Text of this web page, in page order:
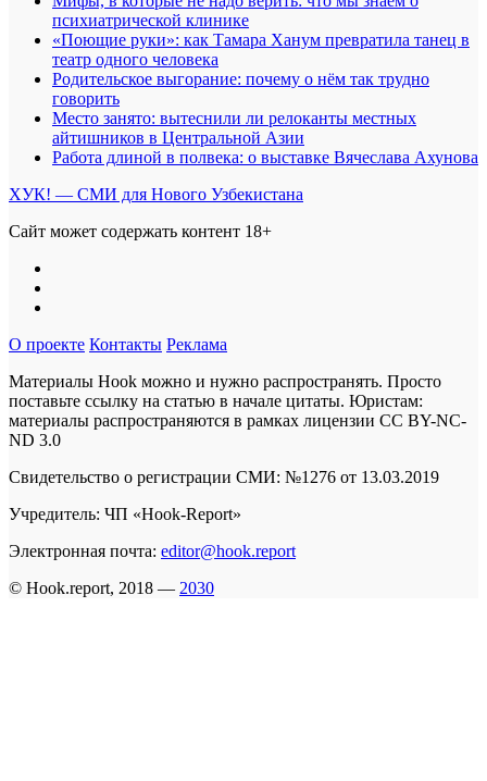
психиатрической клинике
«Поющие руки»: как Тамара Ханум превратила танец в
театр одного человека
Родительское выгорание: почему о нём так трудно
говорить
Место занято: вытеснили ли релоканты местных
айтишников в Центральной Азии
Работа длиной в полвека: о выставке Вячеслава Ахунова
ХУК! — СМИ для Нового Узбекистана
Сайт может содержать контент 18+
О проекте Контакты Реклама
Материалы Hook можно и нужно распространять. Просто
поставьте ссылку на статью в начале цитаты. Юристам:
материалы распространяются в рамках лицензии CC BY-NC-
ND 3.0
Свидетельство о регистрации СМИ: №1276 от 13.03.2019
Учредитель: ЧП «Hook-Report»
Электронная почта: editor@hook.report
© Hook.report, 2018 — 2030